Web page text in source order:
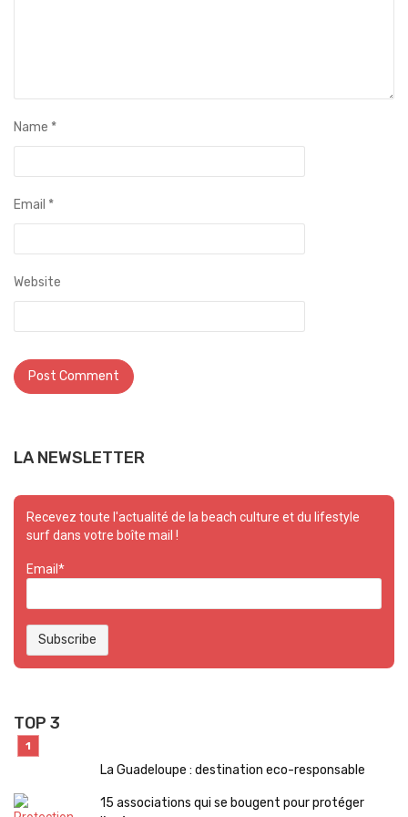
Name *
Email *
Website
LA NEWSLETTER
Recevez toute l'actualité de la beach culture et du lifestyle
surf dans votre boîte mail !
Email*
TOP 3
La Guadeloupe : destination eco-responsable
15 associations qui se bougent pour protéger